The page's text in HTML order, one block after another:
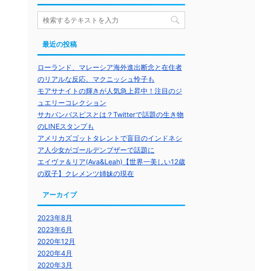
最近の投稿
ローランド、マレーシア海外進出断念と在住者
のリアルな反応。マクニッシュ怜子も
モアサナイトの輝きが人気急上昇中！注目のジ
ュエリーコレクション
サカバンバスピスとは？Twitterで話題の生き物
のLINEスタンプも
アメリカズゴットタレントで盲目のインドネシ
ア人少女がゴールデンブザーで話題に
エイヴァ＆リア(Ava&Leah)【世界一美しい12歳
の双子】クレメンツ姉妹の現在
アーカイブ
2023年8月
2023年6月
2020年12月
2020年4月
2020年3月